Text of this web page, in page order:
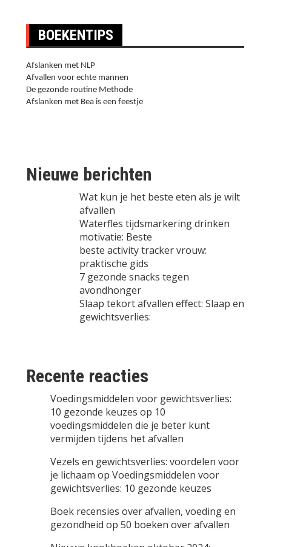
BOEKENTIPS
Afslanken met NLP
Afvallen voor echte mannen
De gezonde routine Methode
Afslanken met Bea is een feestje
Nieuwe berichten
Wat kun je het beste eten als je wilt
afvallen
Waterfles tijdsmarkering drinken
motivatie: Beste
beste activity tracker vrouw:
praktische gids
7 gezonde snacks tegen
avondhonger
Slaap tekort afvallen effect: Slaap en
gewichtsverlies:
Recente reacties
Voedingsmiddelen voor gewichtsverlies:
10 gezonde keuzes op 10
voedingsmiddelen die je beter kunt
vermijden tijdens het afvallen
Vezels en gewichtsverlies: voordelen voor
je lichaam op Voedingsmiddelen voor
gewichtsverlies: 10 gezonde keuzes
Boek recensies over afvallen, voeding en
gezondheid op 50 boeken over afvallen